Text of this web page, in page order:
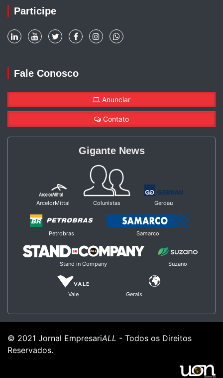
Participe
Fale Conosco
Anunciar
Contato
Gigante News
ArcelorMittal Colunistas Gerdau
Petrobras Samarco
Stand in Company Suzano
Vale Gerais
© 2021 Jornal EmpresariALL - Todos os Direitos
Reservados.